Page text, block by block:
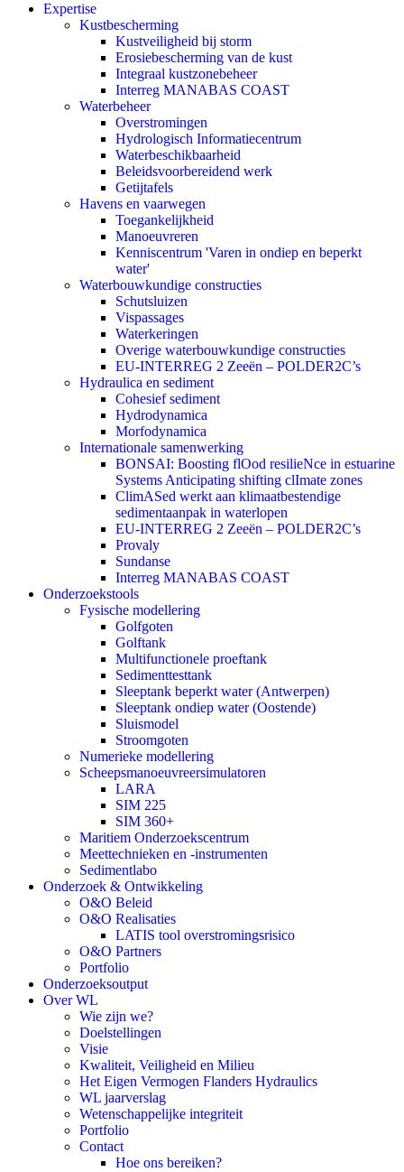
Expertise
Kustbescherming
Kustveiligheid bij storm
Erosiebescherming van de kust
Integraal kustzonebeheer
Interreg MANABAS COAST
Waterbeheer
Overstromingen
Hydrologisch Informatiecentrum
Waterbeschikbaarheid
Beleidsvoorbereidend werk
Getijtafels
Havens en vaarwegen
Toegankelijkheid
Manoeuvreren
Kenniscentrum 'Varen in ondiep en beperkt
water'
Waterbouwkundige constructies
Schutsluizen
Vispassages
Waterkeringen
Overige waterbouwkundige constructies
EU-INTERREG 2 Zeeën – POLDER2C’s
Hydraulica en sediment
Cohesief sediment
Hydrodynamica
Morfodynamica
Internationale samenwerking
BONSAI: Boosting flOod resilieNce in estuarine
Systems Anticipating shifting clImate zones
ClimASed werkt aan klimaatbestendige
sedimentaanpak in waterlopen
EU-INTERREG 2 Zeeën – POLDER2C’s
Provaly
Sundanse
Interreg MANABAS COAST
Onderzoekstools
Fysische modellering
Golfgoten
Golftank
Multifunctionele proeftank
Sedimenttesttank
Sleeptank beperkt water (Antwerpen)
Sleeptank ondiep water (Oostende)
Sluismodel
Stroomgoten
Numerieke modellering
Scheepsmanoeuvreersimulatoren
LARA
SIM 225
SIM 360+
Maritiem Onderzoekscentrum
Meettechnieken en -instrumenten
Sedimentlabo
Onderzoek & Ontwikkeling
O&O Beleid
O&O Realisaties
LATIS tool overstromingsrisico
O&O Partners
Portfolio
Onderzoeksoutput
Over WL
Wie zijn we?
Doelstellingen
Visie
Kwaliteit, Veiligheid en Milieu
Het Eigen Vermogen Flanders Hydraulics
WL jaarverslag
Wetenschappelijke integriteit
Portfolio
Contact
Hoe ons bereiken?